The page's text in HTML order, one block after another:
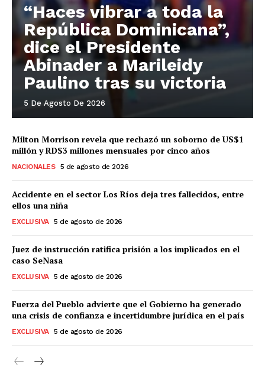
“Haces vibrar a toda la
República Dominicana”,
dice el Presidente
Abinader a Marileidy
Paulino tras su victoria
5 De Agosto De 2026
Milton Morrison revela que rechazó un soborno de US$1
millón y RD$3 millones mensuales por cinco años
NACIONALES 5 de agosto de 2026
Accidente en el sector Los Ríos deja tres fallecidos, entre
ellos una niña
EXCLUSIVA 5 de agosto de 2026
Juez de instrucción ratifica prisión a los implicados en el
caso SeNasa
EXCLUSIVA 5 de agosto de 2026
Fuerza del Pueblo advierte que el Gobierno ha generado
una crisis de confianza e incertidumbre jurídica en el país
EXCLUSIVA 5 de agosto de 2026